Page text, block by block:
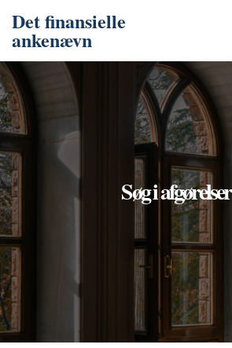
Det finansielle
ankenævn
Søg i afgørelser